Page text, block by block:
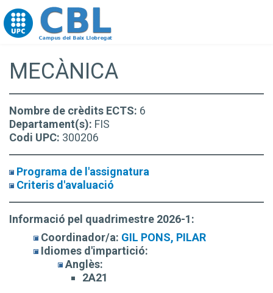
Go to upc.edu
MECÀNICA
Nombre de crèdits ECTS: 6
Departament(s): FIS
Codi UPC: 300206
Programa de l'assignatura
Criteris d'avaluació
Informació pel quadrimestre 2026-1:
Coordinador/a: GIL PONS, PILAR
Idiomes d'impartició:
Anglès:
2A21